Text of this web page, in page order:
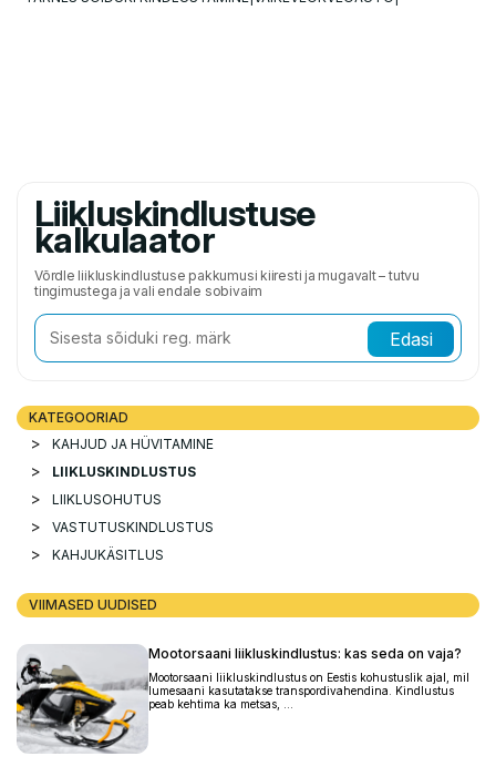
Liikluskindlustuse
kalkulaator
Võrdle liikluskindlustuse pakkumusi kiiresti ja mugavalt – tutvu
tingimustega ja vali endale sobivaim
Edasi
KATEGOORIAD
KAHJUD JA HÜVITAMINE
LIIKLUSKINDLUSTUS
LIIKLUSOHUTUS
VASTUTUSKINDLUSTUS
KAHJUKÄSITLUS
VIIMASED UUDISED
Mootorsaani liikluskindlustus: kas seda on vaja?
Mootorsaani liikluskindlustus on Eestis kohustuslik ajal, mil
lumesaani kasutatakse transpordivahendina. Kindlustus
peab kehtima ka metsas, ...